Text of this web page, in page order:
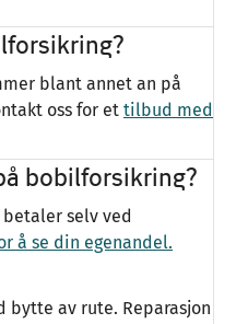
blant annet an på
oss for et tilbud med
bobilforsikring?
selv ved
å se din egenandel.
bytte av rute. Reparasjon